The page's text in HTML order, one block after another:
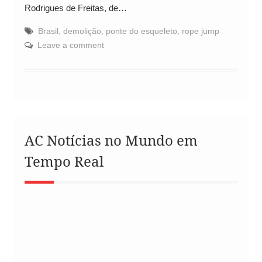
Rodrigues de Freitas, de…
Brasil, demolição, ponte do esqueleto, rope jump
Leave a comment
AC Notícias no Mundo em
Tempo Real